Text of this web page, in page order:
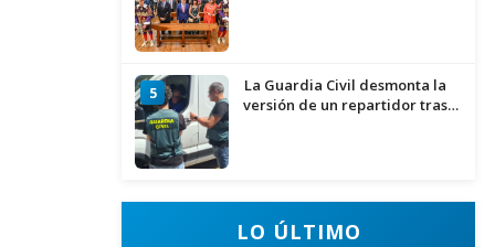
5
La Guardia Civil desmonta la
versión de un repartidor tras
LO ÚLTIMO